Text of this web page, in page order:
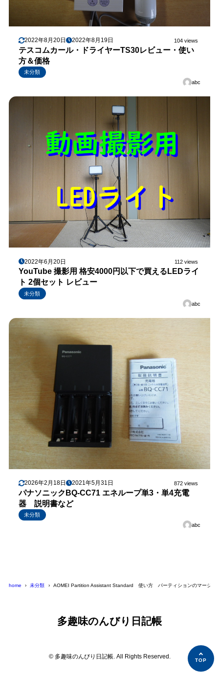
2022年8月20日 2022年8月19日 104 views
テスコムカール・ドライヤーTS30レビュー・使い
方＆価格
未分類
abc
2022年6月20日 112 views
YouTube 撮影用 格安4000円以下で買えるLEDライ
ト 2個セット レビュー
未分類
abc
2026年2月18日 2021年5月31日 872 views
パナソニックBQ-CC71 エネループ単3・単4充電
器 説明書など
未分類
abc
home 未分類 AOMEI Partition Assistant Standard 使い方 パーティションのマージ（
多趣味のんびり日記帳
© 多趣味のんびり日記帳. All Rights Reserved.